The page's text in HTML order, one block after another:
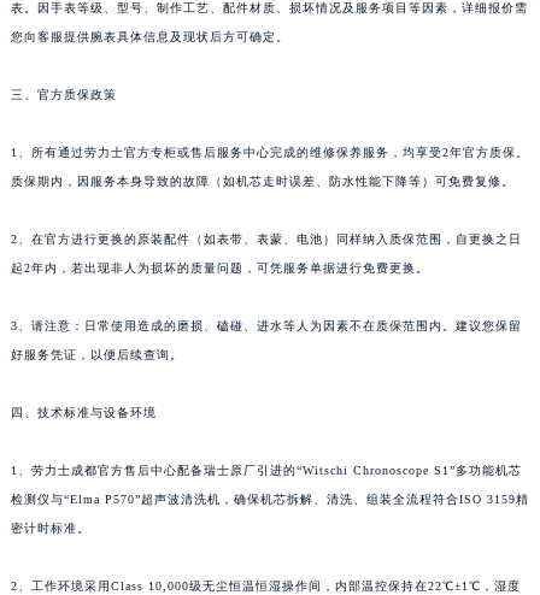
表。因手表等级、型号、制作工艺、配件材质、损坏情况及服务项目等因素，详细报价需
您向客服提供腕表具体信息及现状后方可确定。
三、官方质保政策
1、所有通过劳力士官方专柜或售后服务中心完成的维修保养服务，均享受2年官方质保。
质保期内，因服务本身导致的故障（如机芯走时误差、防水性能下降等）可免费复修。
2、在官方进行更换的原装配件（如表带、表蒙、电池）同样纳入质保范围，自更换之日
起2年内，若出现非人为损坏的质量问题，可凭服务单据进行免费更换。
3、请注意：日常使用造成的磨损、磕碰、进水等人为因素不在质保范围内。建议您保留
好服务凭证，以便后续查询。
四、技术标准与设备环境
1、劳力士成都官方售后中心配备瑞士原厂引进的“Witschi Chronoscope S1”多功能机芯
检测仪与“Elma P570”超声波清洗机，确保机芯拆解、清洗、组装全流程符合ISO 3159精
密计时标准。
2、工作环境采用Class 10,000级无尘恒温恒湿操作间，内部温控保持在22℃±1℃，湿度